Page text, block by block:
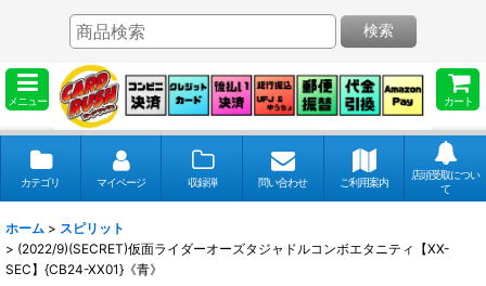
メニュー カート
検索
カテゴリ マイページ 収録弾 問い合わせ ご利用案内
店頭受取につい
て
ホーム > スピリット
> (2022/9)(SECRET)仮面ライダーオーズタジャドルコンボエタニティ【XX-
SEC】{CB24-XX01}《青》